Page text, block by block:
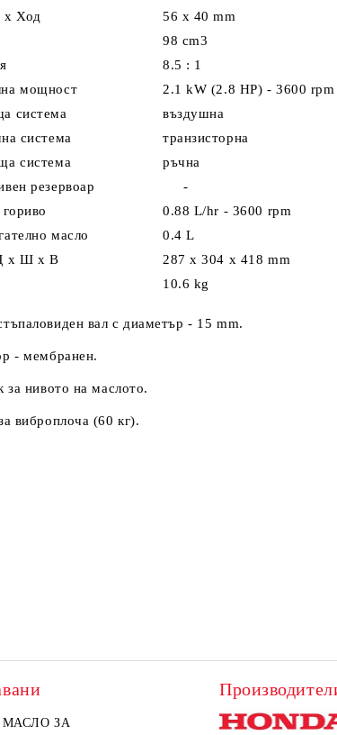
х Ход
56 х 40 mm
98 cm3
8.5 : 1
мощност
2.1 kW (2.8 HP) - 3600 rpm
система
въздушна
система
транзисторна
система
ръчна
резервоар
-
0.88 L/hr - 3600 rpm
масло
0.4 L
x Ш x В
287 x 304 x 418 mm
10.6 kg
вал с диаметър - 15 mm.
- мембранен.
за нивото на маслото.
виброплоча (60 кг).
МАСЛО ЗА